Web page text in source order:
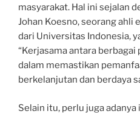
masyarakat. Hal ini sejalan
Johan Koesno, seorang ahli
dari Universitas Indonesia,
“Kerjasama antara
dalam memastikan
berkelanjutan dan berdaya
Selain itu, perlu juga